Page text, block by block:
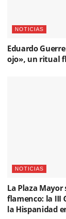
NOTICIAS
Eduardo
ojo», un ritual
NOTICIAS
La Plaza
flamenco: la III
la Hispanidad